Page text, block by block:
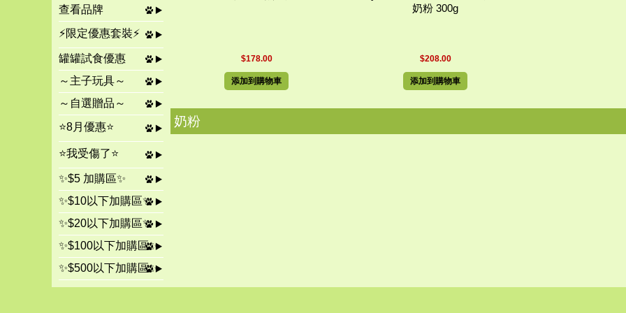
查看品牌
⚡限定優惠套裝⚡
罐罐試食優惠
～主子玩具～
～自選贈品～
⭐8月優惠⭐
⭐我受傷了⭐
✨$5 加購區✨
✨$10以下加購區✨
✨$20以下加購區✨
✨$100以下加購區✨
✨$500以下加購區✨
$178.00
添加到購物車
奶粉 300g
$208.00
添加到購物車
奶粉